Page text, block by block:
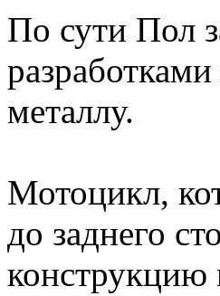
По сути Пол
металлу.
Мотоцикл,
до заднего
конструкцию